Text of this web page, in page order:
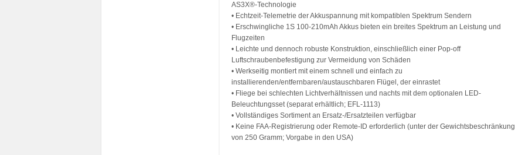
AS3X®-Technologie
• Echtzeit-Telemetrie der Akkuspannung mit kompatiblen Spektrum Sendern
• Erschwingliche 1S 100-210mAh Akkus bieten ein breites Spektrum an Leistung und
Flugzeiten
• Leichte und dennoch robuste Konstruktion, einschließlich einer Pop-off
Luftschraubenbefestigung zur Vermeidung von Schäden
• Werkseitig montiert mit einem schnell und einfach zu
installierenden/entfernbaren/austauschbaren Flügel, der einrastet
• Fliege bei schlechten Lichtverhältnissen und nachts mit dem optionalen LED-
Beleuchtungsset (separat erhältlich; EFL-1113)
• Vollständiges Sortiment an Ersatz-/Ersatzteilen verfügbar
• Keine FAA-Registrierung oder Remote-ID erforderlich (unter der Gewichtsbeschränkung
von 250 Gramm; Vorgabe in den USA)